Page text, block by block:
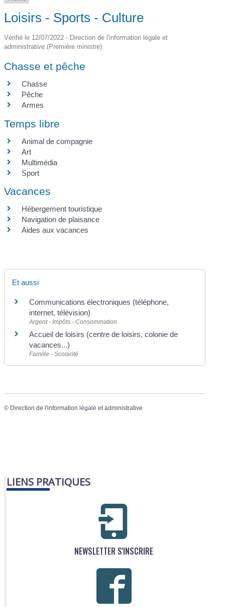
Loisirs - Sports - Culture
Vérifié le 12/07/2022 - Direction de l'information légale et
administrative (Première ministre)
Chasse et pêche
Chasse
Pêche
Armes
Temps libre
Animal de compagnie
Art
Multimédia
Sport
Vacances
Hébergement touristique
Navigation de plaisance
Aides aux vacances
Et aussi
Communications électroniques (téléphone,
internet, télévision)
Argent - Impôts - Consommation
Accueil de loisirs (centre de loisirs, colonie de
vacances...)
Famille - Scolarité
© Direction de l'information légale et administrative
LIENS PRATIQUES
NEWSLETTER S'INSCRIRE